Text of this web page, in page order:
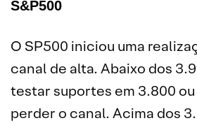
S&P500
O SP500 iniciou uma
canal de alta. Abaixo dos
testar suportes em 3.800
perder o canal. Acima dos